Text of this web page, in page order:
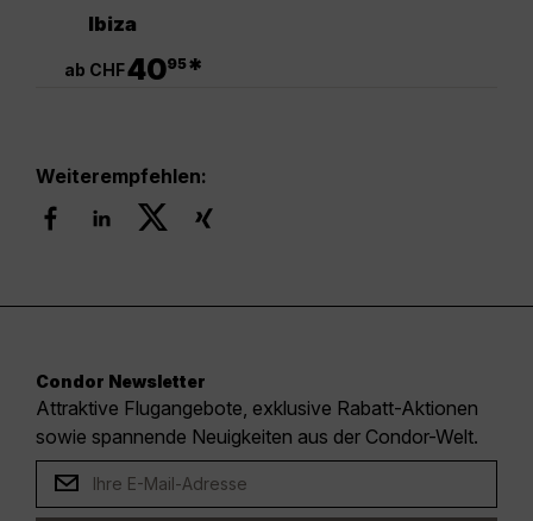
Ibiza
ab CHF4095*
Weiterempfehlen:
Condor Newsletter
Attraktive Flugangebote, exklusive Rabatt-Aktionen
sowie spannende Neuigkeiten aus der Condor-Welt.